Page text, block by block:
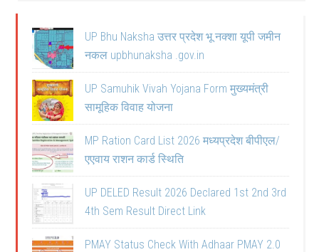
UP Bhu Naksha उत्तर प्रदेश भू नक्शा यूपी जमीन
नकल upbhunaksha .gov.in
UP Samuhik Vivah Yojana Form मुख्यमंत्री
सामूहिक विवाह योजना
MP Ration Card List 2026 मध्यप्रदेश बीपीएल/
एएवाय राशन कार्ड स्थिति
UP DELED Result 2026 Declared 1st 2nd 3rd
4th Sem Result Direct Link
PMAY Status Check With Adhaar PMAY 2.0